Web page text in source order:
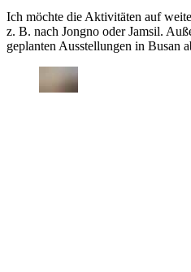
Ich möchte die Aktivitäten auf
z. B. nach Jongno oder Jamsil.
geplanten Ausstellungen in Busan